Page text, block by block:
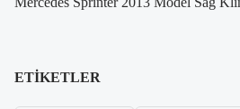
ETIKETLER